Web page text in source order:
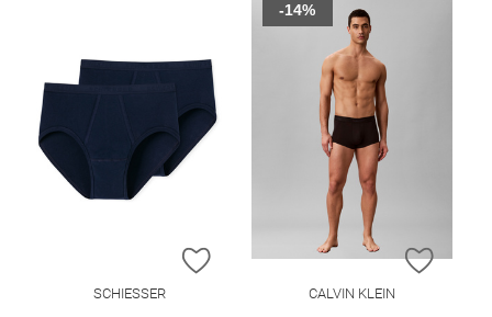
ZUR WUNSCHLISTE HINZUFÜGEN
SCHIESSER
ZUR
CALVIN KLEIN
-14%